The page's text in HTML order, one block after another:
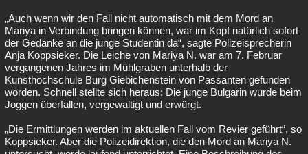
„Auch wenn wir den Fall nicht automatisch mit dem Mord an
Mariya in Verbindung bringen können, war im Kopf natürlich sofort
der Gedanke an die junge Studentin da“, sagte Polizeisprecherin
Anja Koppsieker. Die Leiche von Mariya N. war am 7. Februar
vergangenen Jahres im Mühlgraben unterhalb der
Kunsthochschule Burg Giebichenstein von Passanten gefunden
worden. Schnell stellte sich heraus: Die junge Bulgarin wurde beim
Joggen überfallen, vergewaltigt und erwürgt.
„Die Ermittlungen werden im aktuellen Fall vom Revier geführt“, so
Koppsieker. Aber die Polizeidirektion, die den Mord an Mariya N.